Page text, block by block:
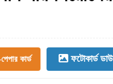
কার্ড ফটোকার্ড